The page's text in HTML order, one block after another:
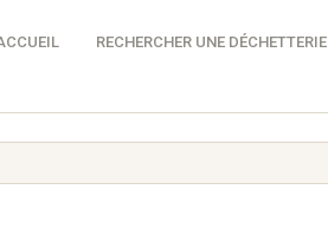
RECHERCHER UNE DÉCHETTERIE